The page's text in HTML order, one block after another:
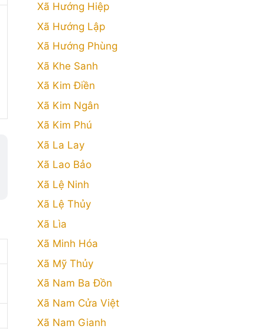
Xã Hướng Hiệp
Xã Hướng Lập
Xã Hướng Phùng
Xã Khe Sanh
Xã Kim Điền
Xã Kim Ngân
Xã Kim Phú
Xã La Lay
Xã Lao Bảo
Xã Lệ Ninh
Xã Lệ Thủy
Xã Lìa
Xã Minh Hóa
Xã Mỹ Thủy
Xã Nam Ba Đồn
Xã Nam Cửa Việt
Xã Nam Gianh